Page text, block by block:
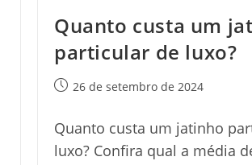
Quanto custa um
particular de luxo?
Post26 de setembro de 2024
Quanto custa um jatinho
luxo? Confira qual a média